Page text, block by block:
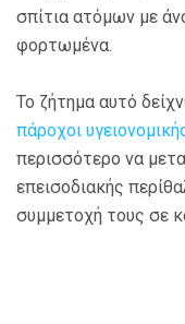
σπίτια ατόμων με
φορτωμένα.
Το ζήτημα αυτό
πάροχοι
περισσότερο να
επεισοδιακής
συμμετοχή τους σε